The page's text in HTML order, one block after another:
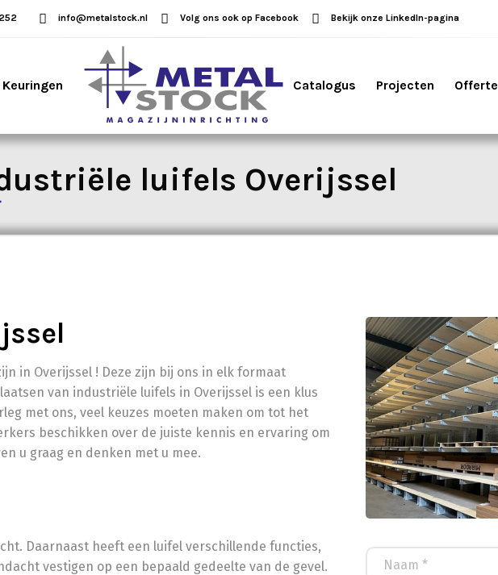
info@metalstock.nl Volg ons ook op Facebook Bekijk onze LinkedIn-pagina
Keuringen Catalogus Projecten Offerte
luifels Overijssel
in Overijssel ! Deze zijn bij ons in elk formaat
van industriële luifels in Overijssel is een klus
met ons, veel keuzes moeten maken om tot het
beschikken over de juiste kennis en ervaring om
u graag en denken met u mee.
Daarnaast heeft een luifel verschillende functies,
vestigen op een bepaald gedeelte van de gevel.